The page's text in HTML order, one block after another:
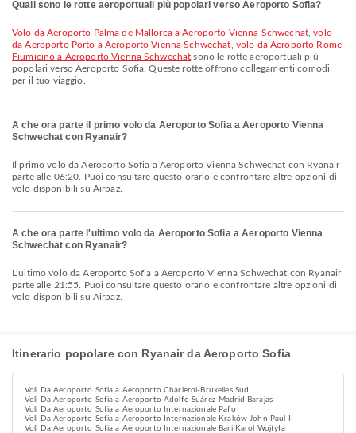
Quali sono le rotte aeroportuali più popolari verso Aeroporto Sofia?
volo da Aeroporto Palma de Mallorca a Aeroporto Vienna Schwechat,volo
da Aeroporto Porto a Aeroporto Vienna Schwechat volo da Aeroporto Rome
Fiumicino a Aeroporto Vienna Schwechat sono le rotte aeroportuali più
popolari verso Aeroporto Sofia. Queste rotte offrono collegamenti comodi
per il tuo viaggio.
A che ora parte il primo volo da Aeroporto Sofia a Aeroporto Vienna
Schwechat con Ryanair?
Il primo volo da Aeroporto Sofia a Aeroporto Vienna Schwechat con Ryanair
parte alle 06:20. Puoi consultare questo orario e confrontare altre opzioni di
volo disponibili su Airpaz.
A che ora parte l'ultimo volo da Aeroporto Sofia a Aeroporto Vienna
Schwechat con Ryanair?
L’ultimo volo da Aeroporto Sofia a Aeroporto Vienna Schwechat con Ryanair
parte alle 21:55. Puoi consultare questo orario e confrontare altre opzioni di
volo disponibili su Airpaz.
Itinerario popolare con Ryanair da Aeroporto Sofia
Voli Da Aeroporto Sofia a Aeroporto Charleroi-Bruxelles Sud
Voli Da Aeroporto Sofia a Aeroporto Adolfo Suárez Madrid Barajas
Voli Da Aeroporto Sofia a Aeroporto Internazionale Pafo
Voli Da Aeroporto Sofia a Aeroporto Internazionale Kraków John Paul II
Voli Da Aeroporto Sofia a Aeroporto Internazionale Bari Karol Wojtyła